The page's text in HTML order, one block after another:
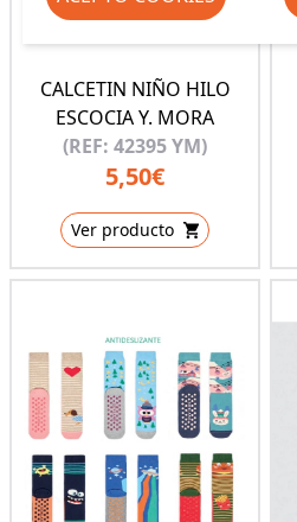
CALCETIN NIÑO HILO
ESCOCIA Y. MORA
(REF: 42395 YM)
5,50€
Ver producto